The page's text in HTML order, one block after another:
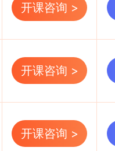
开课咨询 >
开课咨询 >
开课咨询 >